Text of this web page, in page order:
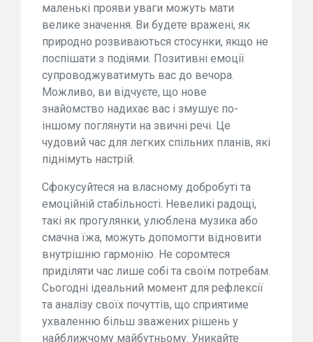
маленькі прояви уваги можуть мати
велике значення. Ви будете вражені, як
природно розвиваються стосунки, якщо не
поспішати з подіями. Позитивні емоції
супроводжуватимуть вас до вечора.
Можливо, ви відчуєте, що нове
знайомство надихає вас і змушує по-
іншому поглянути на звичні речі. Це
чудовий час для легких спільних планів, які
піднімуть настрій.
Сфокусуйтеся на власному добробуті та
емоційній стабільності. Невеликі радощі,
такі як прогулянки, улюблена музика або
смачна їжа, можуть допомогти відновити
внутрішню гармонію. Не соромтеся
приділяти час лише собі та своїм потребам.
Сьогодні ідеальний момент для рефлексії
та аналізу своїх почуттів, що сприятиме
ухваленню більш зважених рішень у
найближчому майбутньому. Уникайте